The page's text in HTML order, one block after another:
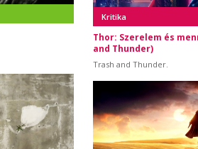
Kritika
Thor: Szerelem és
and Thunder)
Trash and Thunder.